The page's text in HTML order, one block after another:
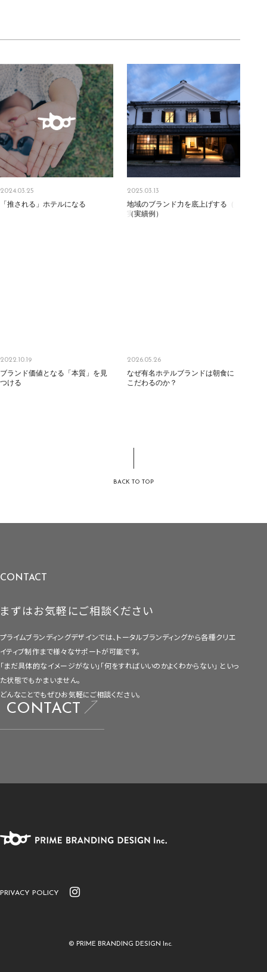
2024.03.25
「 推される 」 ホテルになる
「推される」ホテルになる
2025.03.13
地域のブラ ン ド力を底上げする （
実績例）
地域のブランド力を底上げする
（実績例）
2022.10.19
ブラ ン ド価値となる 「 本質 」 を 見
つける
ブランド価値となる「本質」を見
つける
2026.05.26
なぜ有名ホテルブラ ン ドは朝食に
こだわるのか？
なぜ有名ホテルブランドは朝食に
こだわるのか？
BACK TO TOP
CONTACT
まずはお気軽にご相談ください
プライムブランディングデザインでは、トータルブランディングから各種クリエ
イティブ制作まで様々なサポートが可能です。
「まだ具体的なイメージがない」「何をすればいいのかよくわからない」 といっ
た状態でもかまいません。
どんなことでもぜひお気軽にご相談ください。
CONTACT
PRIVACY POLICY
© PRIME BRANDING DESIGN Inc.